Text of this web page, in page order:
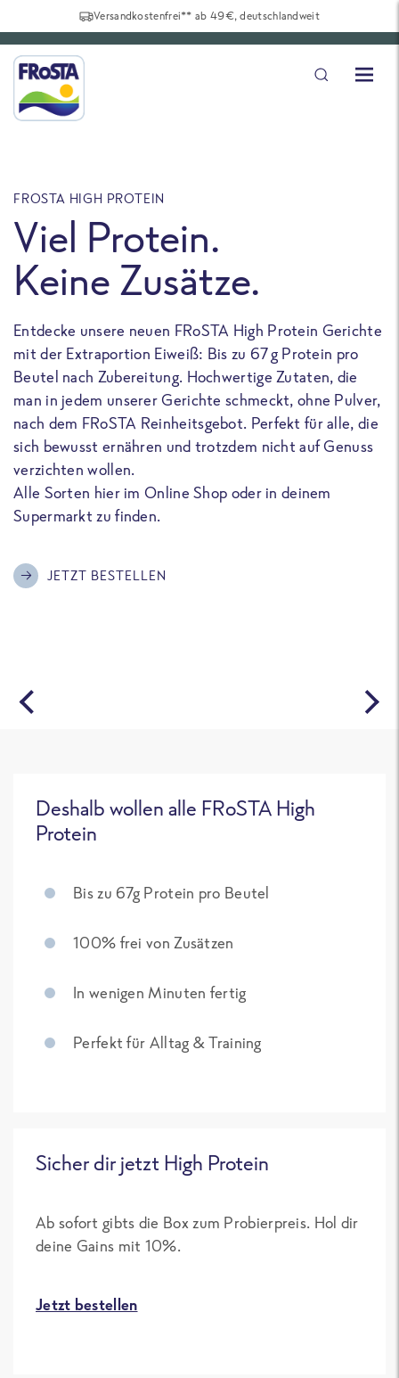
Versandkostenfrei** ab 49€, deutschlandweit
FROSTA HIGH PROTEIN
Viel Protein.
Keine Zusätze.
Entdecke unsere neuen FRoSTA High Protein Gerichte
mit der Extraportion Eiweiß: Bis zu 67 g Protein pro
Beutel nach Zubereitung. Hochwertige Zutaten, die
man in jedem unserer Gerichte schmeckt, ohne Pulver,
nach dem FRoSTA Reinheitsgebot. Perfekt für alle, die
sich bewusst ernähren und trotzdem nicht auf Genuss
verzichten wollen.
Alle Sorten hier im Online Shop oder in deinem
Supermarkt zu finden.
JETZT BESTELLEN
Deshalb wollen alle FRoSTA High
Protein
Bis zu 67g Protein pro Beutel
100% frei von Zusätzen
In wenigen Minuten fertig
Perfekt für Alltag & Training
Sicher dir jetzt High Protein
Ab sofort gibts die Box zum Probierpreis. Hol dir
deine Gains mit 10%.
Jetzt bestellen